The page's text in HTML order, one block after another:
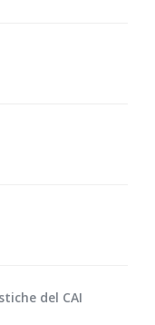
del CAI